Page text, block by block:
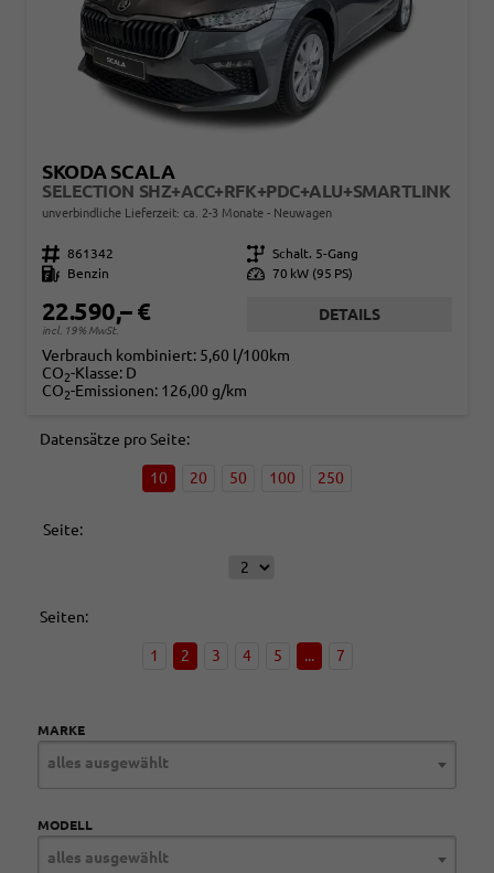
SKODA SCALA
SELECTION SHZ+ACC+RFK+PDC+ALU+SMARTLINK
unverbindliche Lieferzeit: ca. 2-3 Monate Neuwagen
Fahrzeugnr. 861342 Getriebe Schalt. 5-Gang
Kraftstoff
Benzin Leistung 70 kW (95 PS)
22.590,– €
incl. 19% MwSt.
DETAILS
Verbrauch kombiniert: 5,60 l/100km
CO2-Klasse: D
CO2-Emissionen: 126,00 g/km
Datensätze pro Seite:
10 20 50 100 250
Seite:
Seiten:
1 2 3 4 5 ... 7
MARKE
alles ausgewählt
MODELL
alles ausgewählt